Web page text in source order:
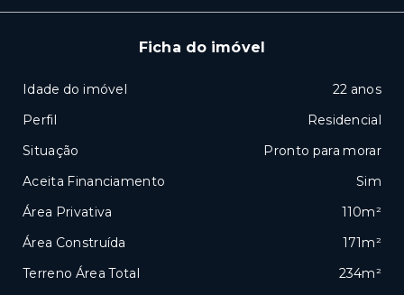
Ficha do imóvel
Idade do imóvel
22 anos
Perfil
Residencial
Situação
Pronto para morar
Aceita Financiamento
Sim
Área Privativa
110m²
Área Construída
171m²
Terreno Área Total
234m²